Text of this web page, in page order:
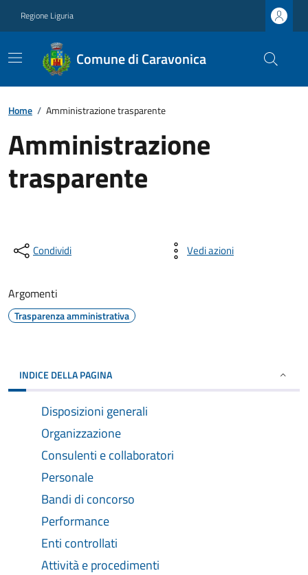
Regione Liguria
Comune di Caravonica
Home / Amministrazione trasparente
Amministrazione
trasparente
Condividi Vedi azioni
Argomenti
Trasparenza amministrativa
INDICE DELLA PAGINA
Disposizioni generali
Organizzazione
Consulenti e collaboratori
Personale
Bandi di concorso
Performance
Enti controllati
Attività e procedimenti